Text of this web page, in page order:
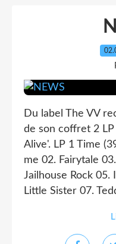
Du label The VV
de son coffret 2
Alive'. LP 1 Time
me 02. Fairytale
Jailhouse Rock 05.
Little Sister 07.